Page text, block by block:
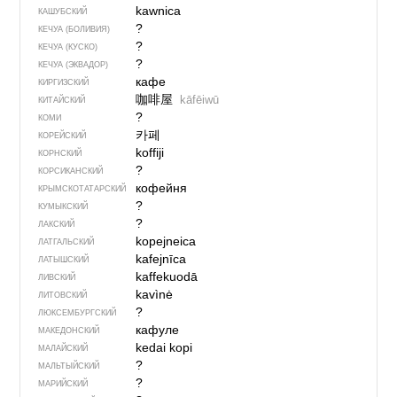
КАШУБСКИЙ kawnica
КЕЧУА (БОЛИВИЯ) ?
КЕЧУА (КУСКО) ?
КЕЧУА (ЭКВАДОР) ?
КИРГИЗСКИЙ кафе
КИТАЙСКИЙ 咖啡屋 kāfēiwū
КОМИ ?
КОРЕЙСКИЙ 카페
КОРНСКИЙ koffiji
КОРСИКАНСКИЙ ?
КРЫМСКО­ТАТАРСКИЙ кофейня
КУМЫКСКИЙ ?
ЛАКСКИЙ ?
ЛАТГАЛЬСКИЙ kopejneica
ЛАТЫШСКИЙ kafejnīca
ЛИВСКИЙ kaffekuodā
ЛИТОВСКИЙ kavìnė
ЛЮКСЕМБУРГСКИЙ ?
МАКЕДОНСКИЙ кафуле
МАЛАЙСКИЙ kedai kopi
МАЛЬТЫЙСКИЙ ?
МАРИЙСКИЙ
?